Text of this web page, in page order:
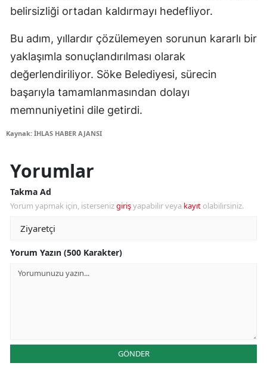
belirsizliği ortadan kaldırmayı hedefliyor.
Bu adım, yıllardır çözülemeyen sorunun kararlı bir
yaklaşımla sonuçlandırılması olarak
değerlendiriliyor. Söke Belediyesi, sürecin
başarıyla tamamlanmasından dolayı
memnuniyetini dile getirdi.
Kaynak: İHLAS HABER AJANSI
Yorumlar
Takma Ad
Yorum yapmak için, istersenizgirişyapabilir veya kayıt olabilirsiniz.
Yorum Yazın (500 Karakter)
GÖNDER